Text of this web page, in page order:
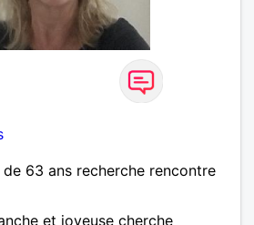
63 ans recherche rencontre
et joyeuse cherche